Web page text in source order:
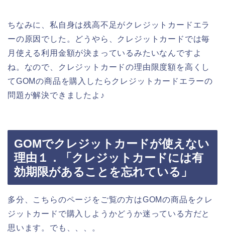
ちなみに、私自身は残高不足がクレジットカードエラ
ーの原因でした。どうやら、クレジットカードでは毎
月使える利用金額が決まっているみたいなんですよ
ね。なので、クレジットカードの理由限度額を高くし
てGOMの商品を購入したらクレジットカードエラーの
問題が解決できましたよ♪
GOMでクレジットカードが使えない
理由１．「クレジットカードには有
効期限があることを忘れている」
多分、こちらのページをご覧の方はGOMの商品をクレ
ジットカードで購入しようかどうか迷っている方だと
思います。でも、、、。